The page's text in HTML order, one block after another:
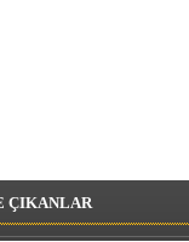
ÇIKANLAR